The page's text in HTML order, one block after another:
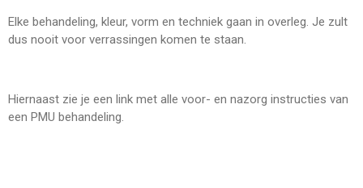
Elke behandeling, kleur, vorm en techniek gaan in overleg. Je zult
dus nooit voor verrassingen komen te staan.
Hiernaast zie je een link met alle voor- en nazorg instructies van
een PMU behandeling.